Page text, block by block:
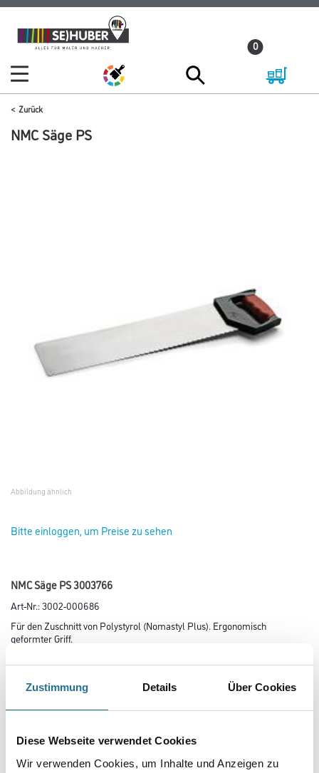
Zustimmung Details Über Cookies
Diese Webseite verwendet Cookies
Wir verwenden Cookies, um Inhalte und Anzeigen zu
Zum
Inhalt
Zum
Navigationsmenü
0
Zurück
NMC Säge PS
Abbildung ähnlich
Bitte einloggen, um Preise zu sehen
NMC Säge PS 3003766
Art-Nr.:3002-000686
Für den Zuschnitt von Polystyrol (Nomastyl Plus). Ergonomisch
geformter Griff.
Länge in centimeter